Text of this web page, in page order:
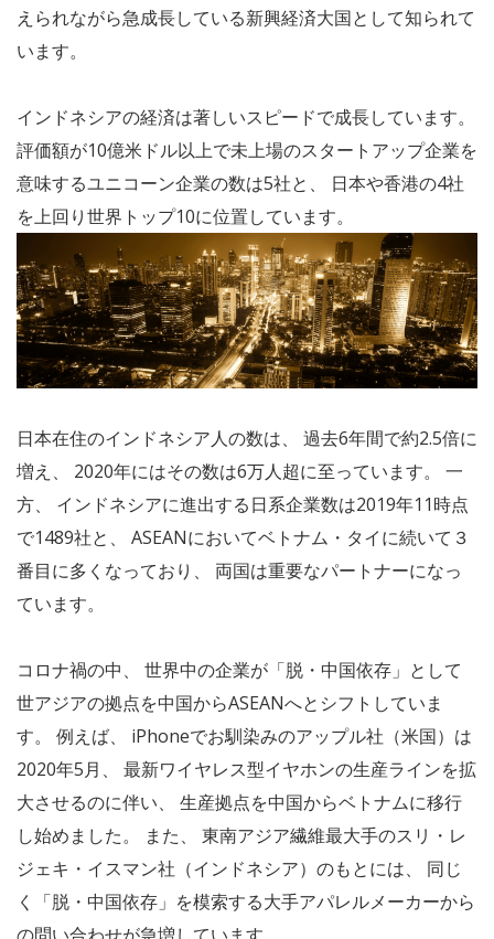
えられながら急成長している新興経済大国として知られて
います。
インドネシアの経済は著しいスピードで成長しています。
評価額が10億米ドル以上で未上場のスタートアップ企業を
意味するユニコーン企業の数は5社と、 日本や香港の4社
を上回り世界トップ10に位置しています。
日本在住のインドネシア人の数は、 過去6年間で約2.5倍に
増え、 2020年にはその数は6万人超に至っています。 一
方、 インドネシアに進出する日系企業数は2019年11時点
で1489社と、 ASEANにおいてベトナム・タイに続いて３
番目に多くなっており、 両国は重要なパートナーになっ
ています。
コロナ禍の中、 世界中の企業が「脱・中国依存」として
世アジアの拠点を中国からASEANへとシフトしていま
す。 例えば、 iPhoneでお馴染みのアップル社（米国）は
2020年5月、 最新ワイヤレス型イヤホンの生産ラインを拡
大させるのに伴い、 生産拠点を中国からベトナムに移行
し始めました。 また、 東南アジア繊維最大手のスリ・レ
ジェキ・イスマン社（インドネシア）のもとには、 同じ
く「脱・中国依存」を模索する大手アパレルメーカーから
の問い合わせが急増しています。